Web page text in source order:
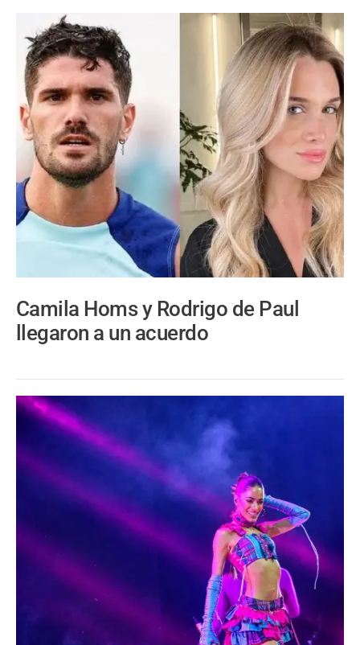
Camila Homs y Rodrigo de Paul
llegaron a un acuerdo